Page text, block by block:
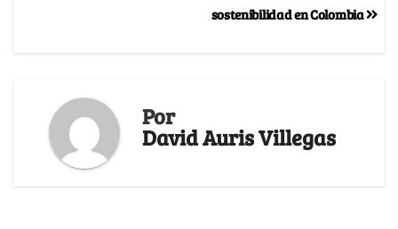
sostenibilidad en Colombia
Por
David Auris Villegas